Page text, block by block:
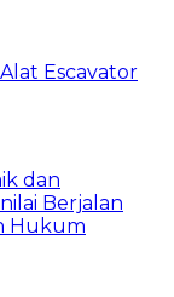
Escavator
dan
Berjalan
Hukum